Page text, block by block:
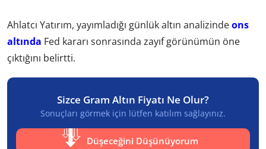
Ahlatcı Yatırım, yayımladığı günlük altın analizindeons
altında Fed kararı sonrasında zayıf görünümün öne
çıktığını belirtti.
Sizce Gram Altın Fiyatı Ne Olur?
Sonuçları görmek için lütfen katılım sağlayınız.
Düşeceğini Düşünüyorum